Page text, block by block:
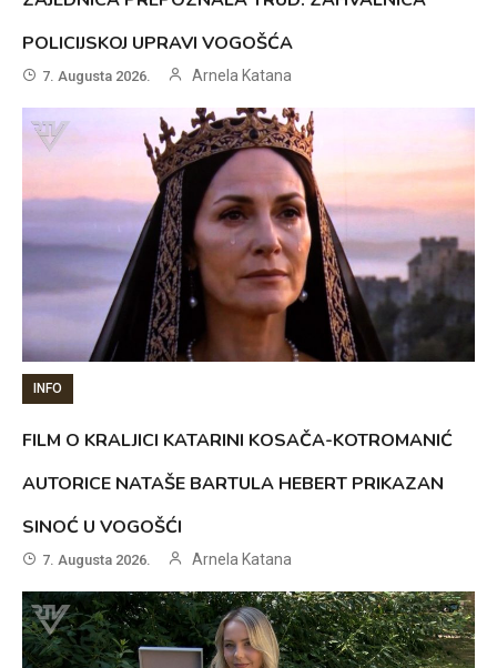
POLICIJSKOJ UPRAVI VOGOŠĆA
7. Augusta 2026. Arnela Katana
INFO
FILM O KRALJICI KATARINI KOSAČA-KOTROMANIĆ
AUTORICE NATAŠE BARTULA HEBERT PRIKAZAN
SINOĆ U VOGOŠĆI
7. Augusta 2026. Arnela Katana